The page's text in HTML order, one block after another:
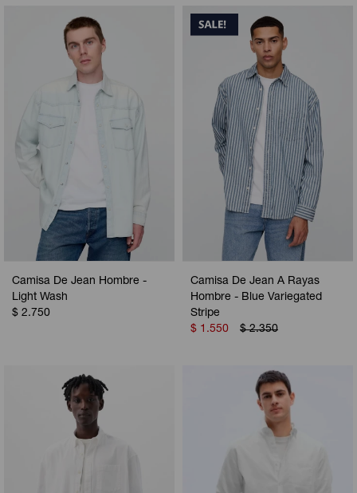
Camisa De Jean Hombre -
Light Wash
$ 2.750
Camisa De Jean A Rayas
Hombre - Blue Variegated
Stripe
$ 1.550 $ 2.350